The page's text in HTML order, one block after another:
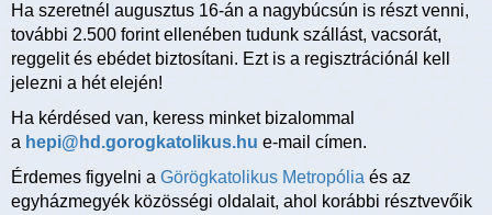
Ha szeretnél augusztus 16-án a nagybúcsún is részt venni,
további 2.500 forint ellenében tudunk szállást, vacsorát,
reggelit és ebédet biztosítani. Ezt is a regisztrációnál kell
jelezni a hét elején!
Ha kérdésed van, keress minket bizalommal
a hepi@hd.gorogkatolikus.hu e-mail címen.
Érdemes figyelni a Görögkatolikus Metropólia és az
egyházmegyék közösségi oldalait, ahol korábbi résztvevőik